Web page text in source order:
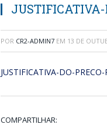
JUSTIFICATIVA-
POR CR2-ADMIN7 EM 13 DE
JUSTIFICATIVA-DO-
COMPARTILHAR: